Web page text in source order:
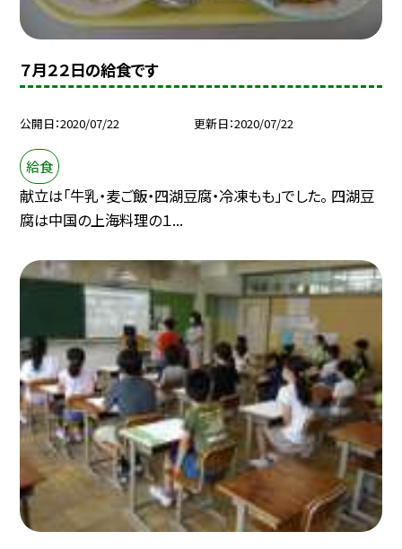
７月２２日の給食です
公開日 2020/07/22 更新日 2020/07/22
給食
献立は「牛乳・麦ご飯・四湖豆腐・冷凍もも」でした。 四湖豆
腐は中国の上海料理の１...